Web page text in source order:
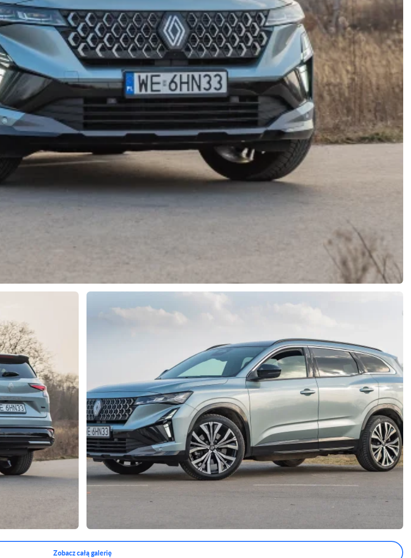
Zobacz całą galerię